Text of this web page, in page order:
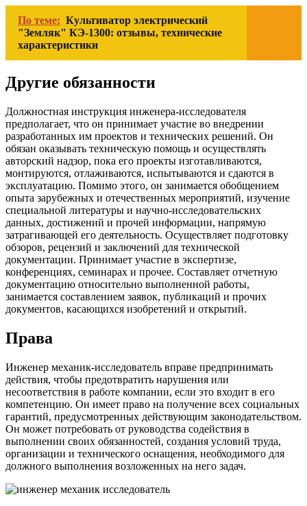
По теме: Культиватор электрический
"Земляк" КЭ-1300: отзывы, технические
характеристики
Другие обязанности
Должностная инструкция инженера-исследователя
предполагает, что он принимает участие во внедрении
разработанных им проектов и технических решений. Он
обязан оказывать техническую помощь и осуществлять
авторский надзор, пока его проекты изготавливаются,
монтируются, отлаживаются, испытываются и сдаются в
эксплуатацию. Помимо этого, он занимается обобщением
опыта зарубежных и отечественных мероприятий, изучение
специальной литературы и научно-исследовательских
данных, достижений и прочей информации, напрямую
затрагивающей его деятельность. Осуществляет подготовку
обзоров, рецензий и заключений для технической
документации. Принимает участие в экспертизе,
конференциях, семинарах и прочее. Составляет отчетную
документацию относительно выполненной работы,
занимается составлением заявок, публикаций и прочих
документов, касающихся изобретений и открытий.
Права
Инженер механик-исследователь вправе предпринимать
действия, чтобы предотвратить нарушения или
несоответствия в работе компании, если это входит в его
компетенцию. Он имеет право на получение всех социальных
гарантий, предусмотренных действующим законодательством.
Он может потребовать от руководства содействия в
выполнении своих обязанностей, создания условий труда,
организации и технического оснащения, необходимого для
должного выполнения возложенных на него задач.